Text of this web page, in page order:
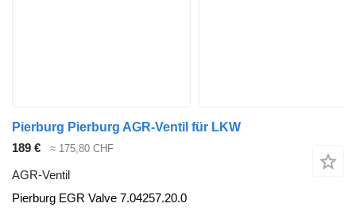
Pierburg Pierburg AGR-Ventil für LKW
189 €
≈ 175,80 CHF
AGR-Ventil
Pierburg EGR Valve 7.04257.20.0